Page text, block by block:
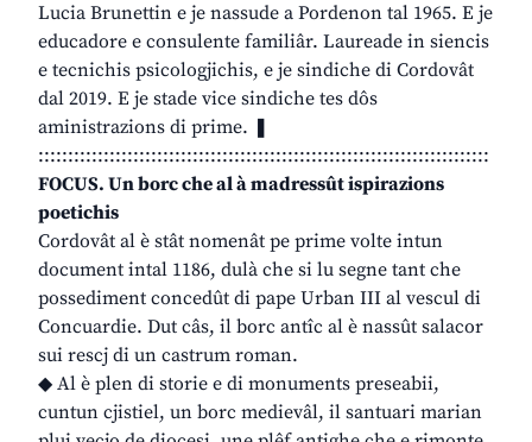
Lucia Brunettin e je nassude a Pordenon tal 1965. E je
educadore e consulente familiâr. Laureade in siencis
e tecnichis psicologjichis, e je sindiche di Cordovât
dal 2019. E je stade vice sindiche tes dôs
aministrazions di prime. ❚
::::::::::::::::::::::::::::::::::::::::::::::::::::::::::::::::::::::::::::
FOCUS. Un borc che al à madressût ispirazions
poetichis
Cordovât al è stât nomenât pe prime volte intun
document intal 1186, dulà che si lu segne tant che
possediment concedût di pape Urban III al vescul di
Concuardie. Dut câs, il borc antîc al è nassût salacor
sui rescj di un castrum roman.
◆ Al è plen di storie e di monuments preseabii,
cuntun cjistiel, un borc medievâl, il santuari marian